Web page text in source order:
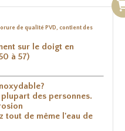
de qualité PVD, contient des
sur le doigt en
à 57)
des personnes.
tout de même l'eau de